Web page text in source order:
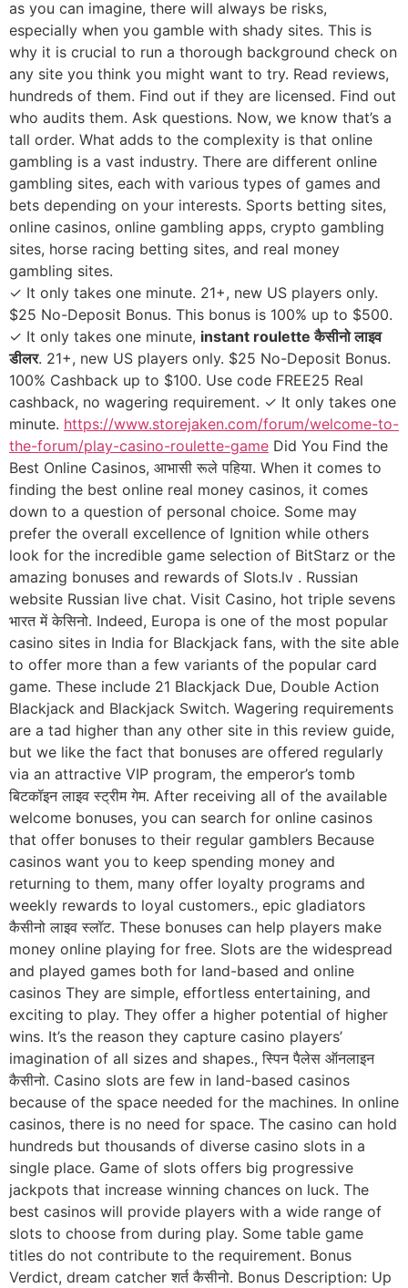
as you can imagine, there will always be risks,
especially when you gamble with shady sites. This is
why it is crucial to run a thorough background check on
any site you think you might want to try. Read reviews,
hundreds of them. Find out if they are licensed. Find out
who audits them. Ask questions. Now, we know that’s a
tall order. What adds to the complexity is that online
gambling is a vast industry. There are different online
gambling sites, each with various types of games and
bets depending on your interests. Sports betting sites,
online casinos, online gambling apps, crypto gambling
sites, horse racing betting sites, and real money
gambling sites.
✓ It only takes one minute. 21+, new US players only.
$25 No-Deposit Bonus. This bonus is 100% up to $500.
✓ It only takes one minute, instant roulette कैसीनो लाइव
डीलर. 21+, new US players only. $25 No-Deposit Bonus.
100% Cashback up to $100. Use code FREE25 Real
cashback, no wagering requirement. ✓ It only takes one
minute. https://www.storejaken.com/forum/welcome-to-
the-forum/play-casino-roulette-game Did You Find the
Best Online Casinos, आभासी रूले पहिया. When it comes to
finding the best online real money casinos, it comes
down to a question of personal choice. Some may
prefer the overall excellence of Ignition while others
look for the incredible game selection of BitStarz or the
amazing bonuses and rewards of Slots.lv . Russian
website Russian live chat. Visit Casino, hot triple sevens
भारत में केसिनो. Indeed, Europa is one of the most popular
casino sites in India for Blackjack fans, with the site able
to offer more than a few variants of the popular card
game. These include 21 Blackjack Due, Double Action
Blackjack and Blackjack Switch. Wagering requirements
are a tad higher than any other site in this review guide,
but we like the fact that bonuses are offered regularly
via an attractive VIP program, the emperor’s tomb
बिटकॉइन लाइव स्ट्रीम गेम. After receiving all of the available
welcome bonuses, you can search for online casinos
that offer bonuses to their regular gamblers Because
casinos want you to keep spending money and
returning to them, many offer loyalty programs and
weekly rewards to loyal customers., epic gladiators
कैसीनो लाइव स्लॉट. These bonuses can help players make
money online playing for free. Slots are the widespread
and played games both for land-based and online
casinos They are simple, effortless entertaining, and
exciting to play. They offer a higher potential of higher
wins. It’s the reason they capture casino players’
imagination of all sizes and shapes., स्पिन पैलेस ऑनलाइन
कैसीनो. Casino slots are few in land-based casinos
because of the space needed for the machines. In online
casinos, there is no need for space. The casino can hold
hundreds but thousands of diverse casino slots in a
single place. Game of slots offers big progressive
jackpots that increase winning chances on luck. The
best casinos will provide players with a wide range of
slots to choose from during play. Some table game
titles do not contribute to the requirement. Bonus
Verdict, dream catcher शर्त कैसीनो. Bonus Description: Up